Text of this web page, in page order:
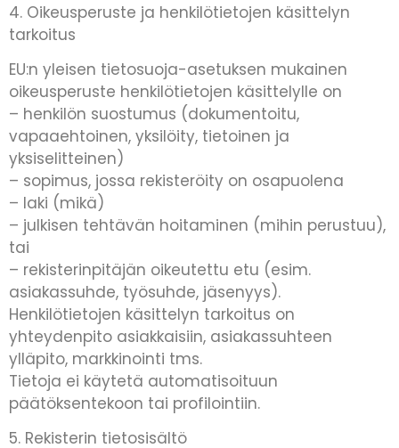
4. Oikeusperuste ja henkilötietojen käsittelyn
tarkoitus
EU:n yleisen tietosuoja-asetuksen mukainen
oikeusperuste henkilötietojen käsittelylle on
– henkilön suostumus (dokumentoitu,
vapaaehtoinen, yksilöity, tietoinen ja
yksiselitteinen)
– sopimus, jossa rekisteröity on osapuolena
– laki (mikä)
– julkisen tehtävän hoitaminen (mihin perustuu),
tai
– rekisterinpitäjän oikeutettu etu (esim.
asiakassuhde, työsuhde, jäsenyys).
Henkilötietojen käsittelyn tarkoitus on
yhteydenpito asiakkaisiin, asiakassuhteen
ylläpito, markkinointi tms.
Tietoja ei käytetä automatisoituun
päätöksentekoon tai profilointiin.
5. Rekisterin tietosisältö